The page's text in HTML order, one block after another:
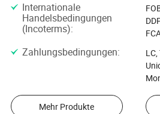
Internationale
Handelsbedingungen
(Incoterms):
Zahlungsbedingungen:
Mehr Produkte